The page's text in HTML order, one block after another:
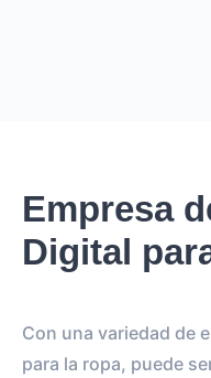
Empresa
Digital
Con una variedad de
para la ropa, puede